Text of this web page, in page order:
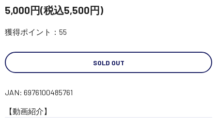
定期配信!
サポート・Q&A / 法人・学生のお客様
取扱店舗一覧
5,000円(税込5,500円)
獲得ポイント：55
SOLD OUT
JAN: 6976100485761
【動画紹介】